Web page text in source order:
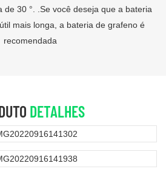
de 30 °. .Se você deseja que a bateria
mais longa, a bateria de grafeno é
recomendada
DETALHES